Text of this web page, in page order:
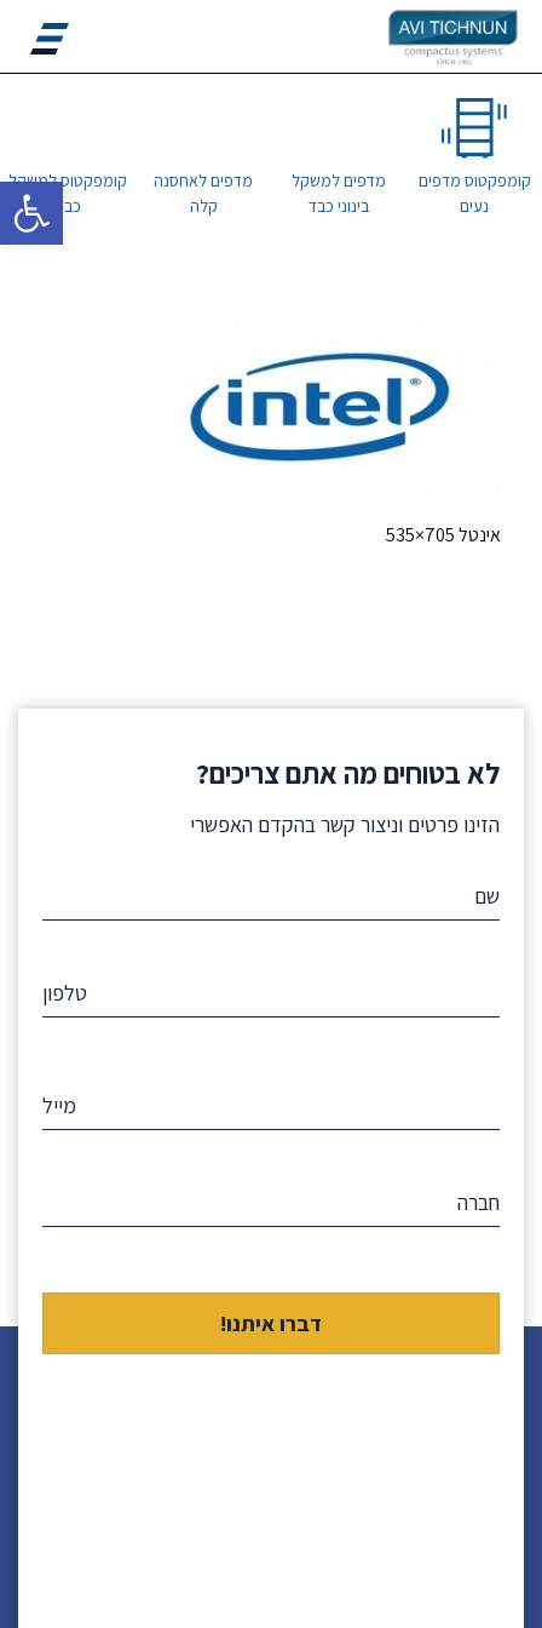
פתח
קומפקטוס מדפים
נעים
מדפים למשקל
בינוני כבד
מדפים לאחסנה
קלה
קומפקטוס למשקל
כבד
אינטל 705×535
לא בטוחים מה אתם צריכים?
הזינו פרטים וניצור קשר בהקדם האפשרי